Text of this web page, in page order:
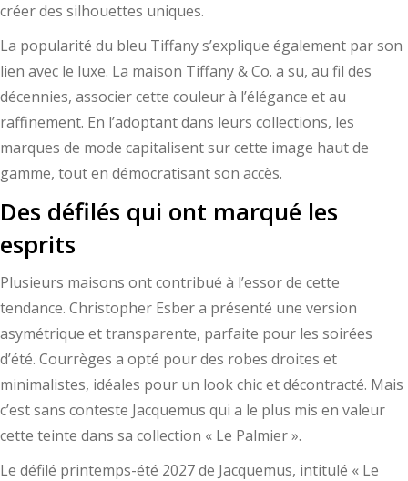
créer des silhouettes uniques.
La popularité du bleu Tiffany s’explique également par son
lien avec le luxe. La maison Tiffany & Co. a su, au fil des
décennies, associer cette couleur à l’élégance et au
raffinement. En l’adoptant dans leurs collections, les
marques de mode capitalisent sur cette image haut de
gamme, tout en démocratisant son accès.
Des défilés qui ont marqué les
esprits
Plusieurs maisons ont contribué à l’essor de cette
tendance. Christopher Esber a présenté une version
asymétrique et transparente, parfaite pour les soirées
d’été. Courrèges a opté pour des robes droites et
minimalistes, idéales pour un look chic et décontracté. Mais
c’est sans conteste Jacquemus qui a le plus mis en valeur
cette teinte dans sa collection « Le Palmier ».
Le défilé printemps-été 2027 de Jacquemus, intitulé « Le